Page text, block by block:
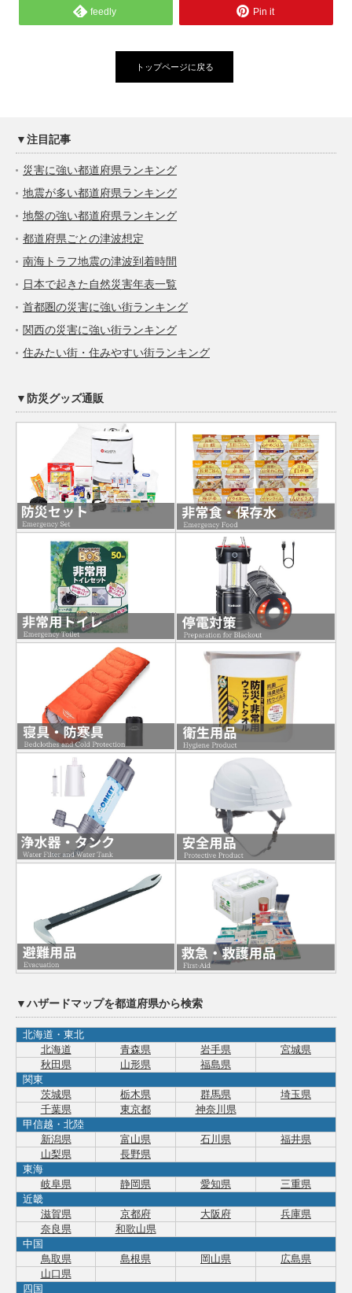
feedly Pin it
トップページに戻る
▼注目記事
災害に強い都道府県ランキング
地震が多い都道府県ランキング
地盤の強い都道府県ランキング
都道府県ごとの津波想定
南海トラフ地震の津波到着時間
日本で起きた自然災害年表一覧
首都圏の災害に強い街ランキング
関西の災害に強い街ランキング
住みたい街・住みやすい街ランキング
▼防災グッズ通販
▼ハザードマップを都道府県から検索
北海道・東北
北海道
青森県 岩手県
宮城県
秋田県
山形県
福島県
関東
茨城県
栃木県 群馬県
埼玉県
千葉県
東京都
神奈川県
甲信越・北陸
新潟県
富山県 石川県
福井県
山梨県
長野県
東海
岐阜県
静岡県 愛知県
三重県
近畿
滋賀県
京都府 大阪府
兵庫県
奈良県
和歌山県
中国
鳥取県
島根県 岡山県
広島県
山口県
四国